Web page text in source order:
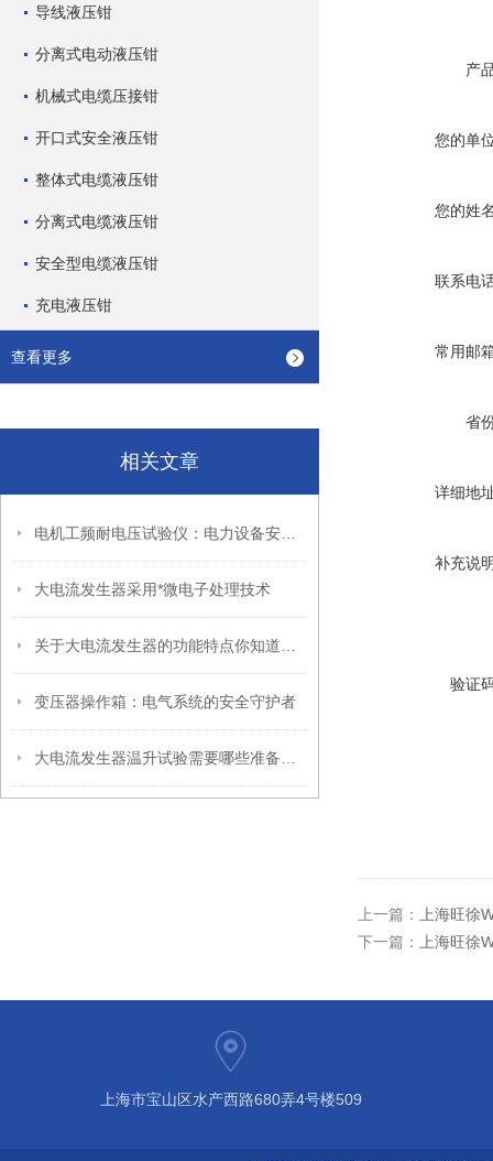
导线液压钳
分离式电动液压钳
机械式电缆压接钳
开口式安全液压钳
整体式电缆液压钳
分离式电缆液压钳
安全型电缆液压钳
充电液压钳
查看更多
相关文章
大电流发生器采用*微电子处理技术
变压器操作箱：电气系统的安全守护者
产
您的单
您的姓
联系电
常用邮
省
详细地
补充说
验证
上一篇：
上海旺徐
下一篇：
上海旺徐
上海市宝山区水产西路680弄4号楼509